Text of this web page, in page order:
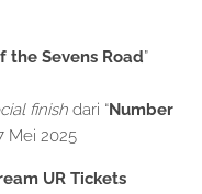
the Sevens Road”
finish dari “Number
Mei 2025
UR Tickets